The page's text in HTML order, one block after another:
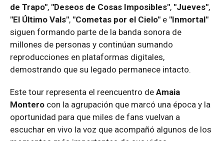
de Trapo", "Deseos de Cosas Imposibles", "Jueves",
"El Último Vals", "Cometas por el Cielo" e "Inmortal"
siguen formando parte de la banda sonora de
millones de personas y continúan sumando
reproducciones en plataformas digitales,
demostrando que su legado permanece intacto.
Este tour representa el reencuentro de Amaia
Montero con la agrupación que marcó una época y la
oportunidad para que miles de fans vuelvan a
escuchar en vivo la voz que acompañó algunos de los